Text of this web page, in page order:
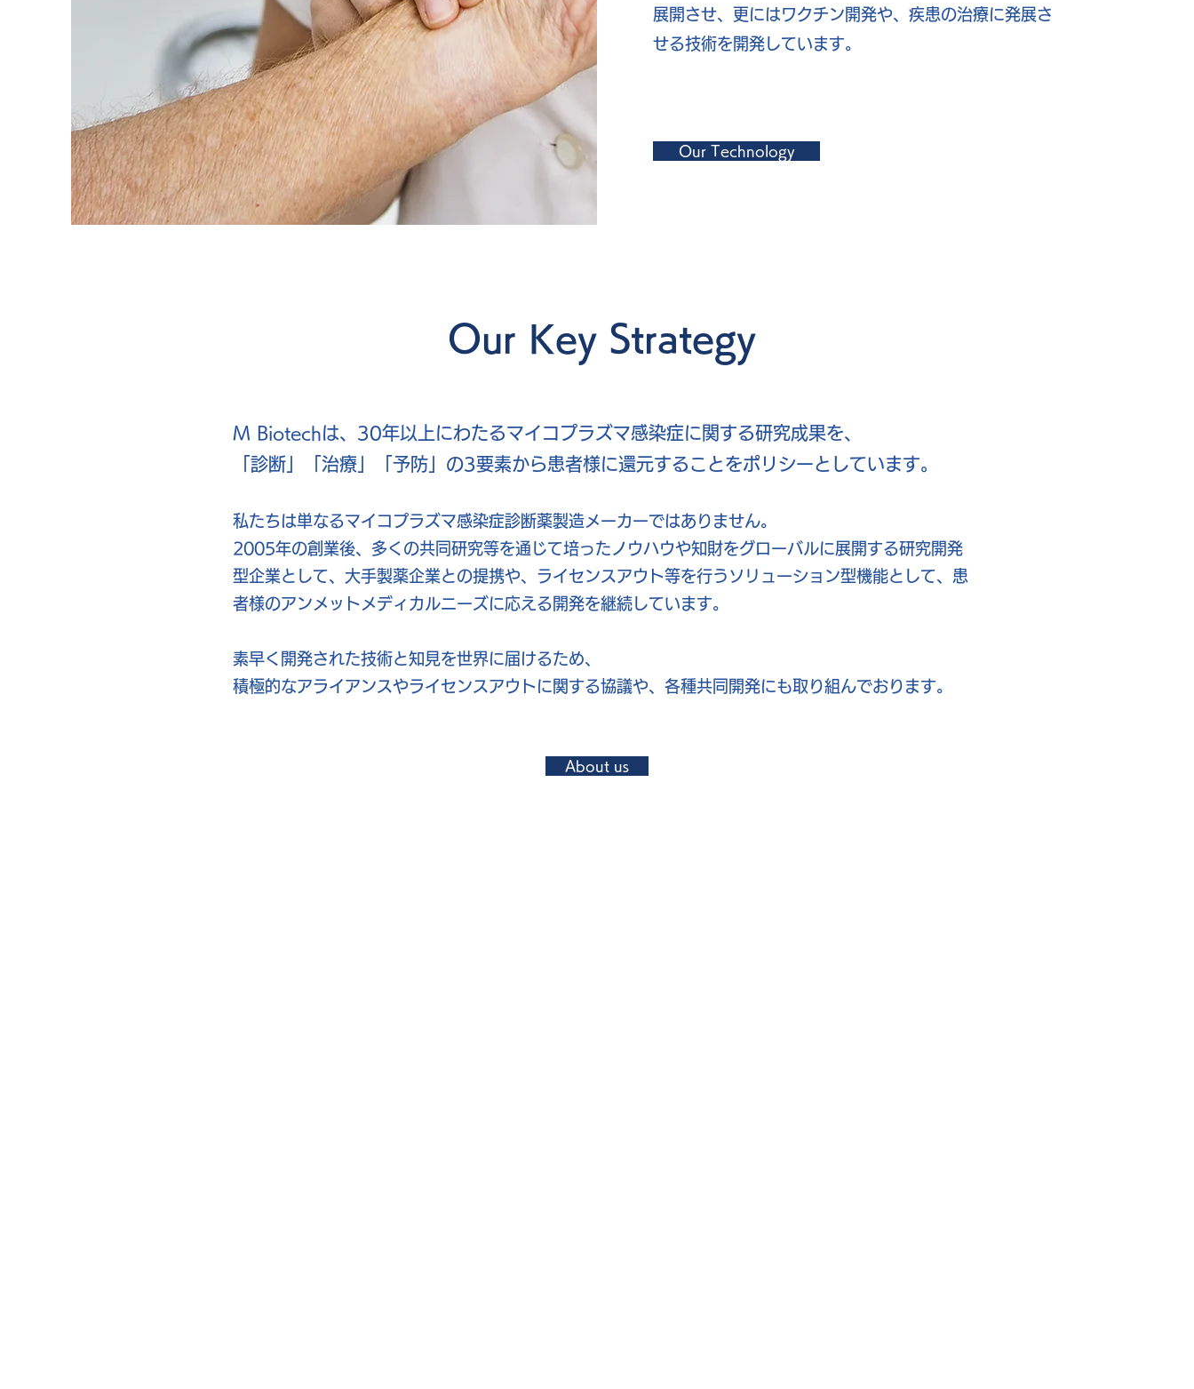
展開させ、更にはワクチン開発や、疾患の治療に発展さ
せる技術を開発しています。
Our Technology
Our Key Strategy
M Biotechは、30年以上にわたるマイコプラズマ感染症に関する研究成果を、
「診断」「治療」「予防」の3要素から患者様に還元することをポリシーとしています。
私たちは単なるマイコプラズマ感染症診断薬製造メーカーではありません。
2005年の創業後、多くの共同研究等を通じて培ったノウハウや知財をグローバルに展開する研究開発
型企業として、大手製薬企業との提携や、ライセンスアウト等を行うソリューション型機能として、患
者様のアンメットメディカルニーズに応える開発を継続しています。
​​素早く開発された技術と知見を世界に届けるため、
積極的なアライアンスやライセンスアウトに関する協議や、各種共同開発にも取り組んでおります。
About us